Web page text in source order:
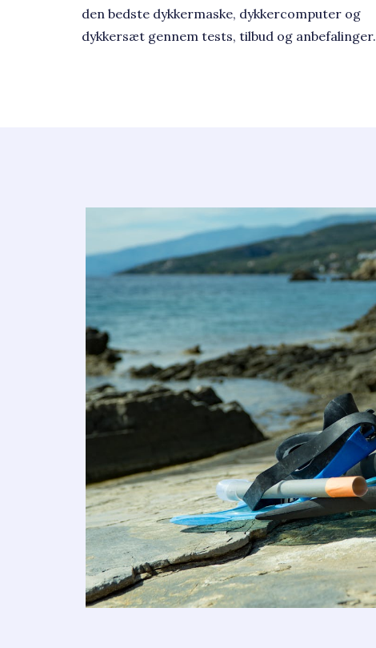
den bedste dykkermaske, dykkercomputer og
dykkersæt gennem tests, tilbud og anbefalinger.